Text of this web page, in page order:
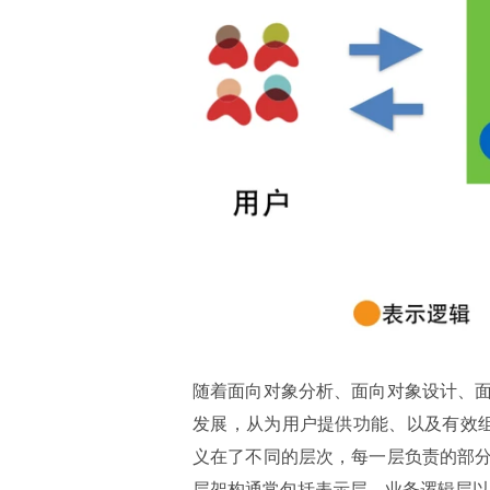
随着面向对象分析、面向对象设计、
发展，从为用户提供功能、以及有效
义在了不同的层次，每一层负责的部